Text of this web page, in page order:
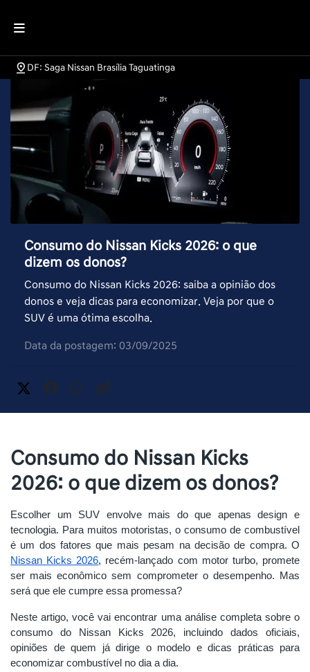
DF: Saga Nissan Brasília Taguatinga
Consumo do Nissan Kicks 2026: o que
dizem os donos?
Consumo do Nissan Kicks 2026: saiba a opinião dos
donos e veja dicas para economizar. Veja por que o
SUV é uma ótima escolha.
Data da postagem: 03/09/2025
Consumo do Nissan Kicks
2026: o que dizem os donos?
Escolher um SUV envolve mais do que apenas design e
tecnologia. Para muitos motoristas, o consumo de combustível
é um dos fatores que mais pesam na decisão de compra. O
Nissan Kicks 2026, recém-lançado com motor turbo, promete
ser mais econômico sem comprometer o desempenho. Mas
será que ele cumpre essa promessa?
Neste artigo, você vai encontrar uma análise completa sobre o
consumo do Nissan Kicks 2026, incluindo dados oficiais,
opiniões de quem já dirige o modelo e dicas práticas para
economizar combustível no dia a dia.